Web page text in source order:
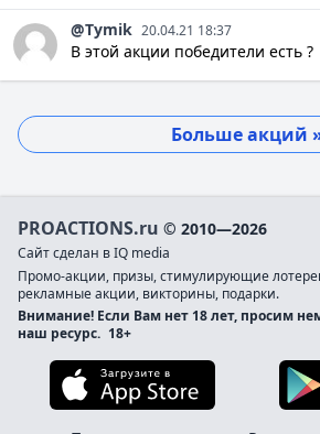
@Tymik 20.04.21 18:37
В этой акции победители есть ?
Больше акций
PROACTIONS.ru © 2010—2026
Сайт сделан в IQ media
Промо-акции, призы, стимулирующие
рекламные акции, викторины, подарки.
Внимание! Если Вам нет 18 лет, просим
наш ресурс. 18+
Загрузите в